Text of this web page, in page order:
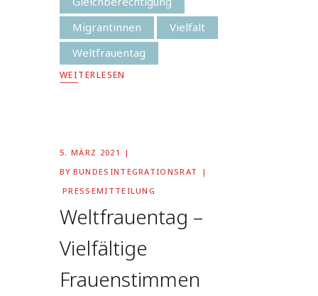
Migrantinnen
Vielfalt
Weltfrauentag
WEITERLESEN
5. MÄRZ 2021
BY BUNDESINTEGRATIONSRAT
PRESSEMITTEILUNG
Weltfrauentag –
Vielfältige
Frauenstimmen